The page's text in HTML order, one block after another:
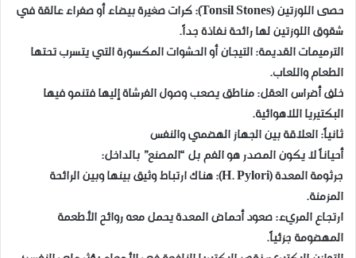
​حصى اللوزتين (Tonsil Stones): كرات صغيرة بيضاء أو صفراء عالقة في
شقوق اللوزتين لها رائحة نفاذة جداً.
​الترميمات القديمة: التيجان أو الحشوات المكسورة التي يتسرب تحتها
الطعام واللعاب.
​خلف أضراس العقل: مناطق يصعب وصول الفرشاة إليها فتنمو فيها
البكتيريا اللاهوائية.
​ثانياً: العلاقة بين الجهاز الهضمي والنفس
​أحياناً لا يكون المصدر هو الفم بل “المصنع” بالداخل:
​جرثومة المعدة (H. Pylori): هناك ارتباط وثيق بينها وبين الرائحة
المزمنة.
​ارتجاع المريء: صعود أحماض المعدة يحمل معه روائح الأطعمة
المهضومة جزئياً.